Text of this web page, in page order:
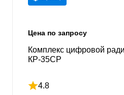
Цена по запросу
Комплекс цифровой
КР-35СР
4.8
Рейтинг 4.8 из 5